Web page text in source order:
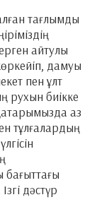
тағлымды
айтулы
дамуы
пен ұлт
рухын биікке
аз
тұлғалардың
бағыттағы
дәстүр